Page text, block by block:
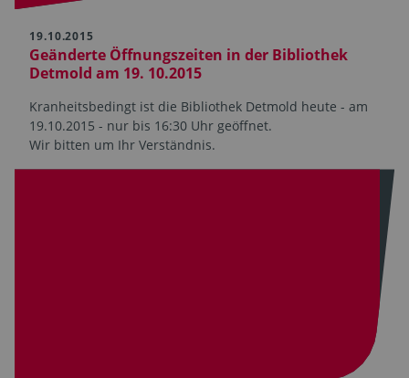
19.10.2015
Geänderte Öffnungszeiten in der Bibliothek
Detmold am 19. 10.2015
Kranheitsbedingt ist die Bibliothek Detmold heute - am
19.10.2015 - nur bis 16:30 Uhr geöffnet.
Wir bitten um Ihr Verständnis.